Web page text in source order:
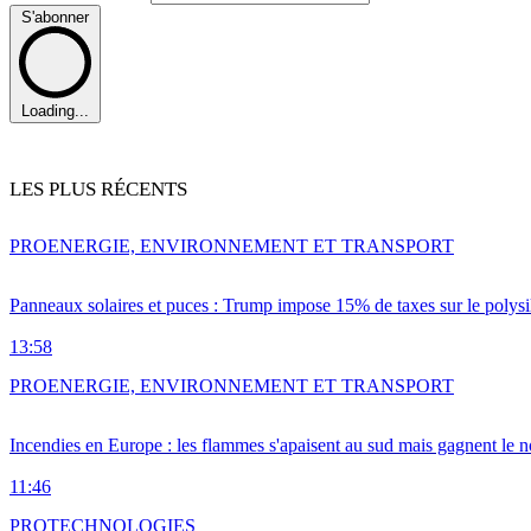
S'abonner
Loading...
LES PLUS RÉCENTS
Panneaux solaires et puces : Trump impose 15% de taxes sur le
13:58
PROENERGIE, ENVIRONNEMENT ET TRANSPORT
Incendies en Europe : les flammes s'apaisent au sud mais gagnent le
11:46
PROENERGIE, ENVIRONNEMENT ET TRANSPORT
PROTECHNOLOGIES